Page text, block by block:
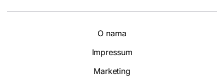
O nama
Impressum
Marketing